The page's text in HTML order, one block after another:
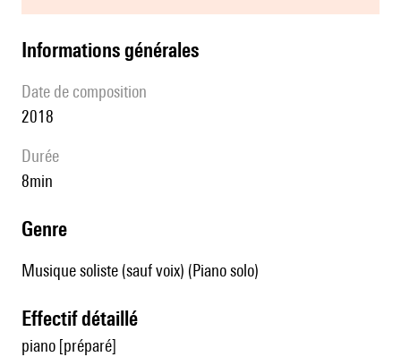
informations générales
date de composition
2018
durée
8min
genre
Musique soliste (sauf voix) (Piano solo)
effectif détaillé
piano [préparé]